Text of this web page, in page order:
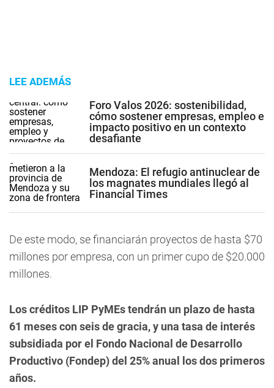
LEE ADEMÁS
Foro Valos 2026: sostenibilidad,
cómo sostener empresas, empleo e
impacto positivo en un contexto
desafiante
Mendoza: El refugio antinuclear de
los magnates mundiales llegó al
Financial Times
De este modo, se financiarán proyectos de hasta $70
millones por empresa, con un primer cupo de $20.000
millones.
Los créditos LIP PyMEs tendrán un plazo de hasta
61 meses con seis de gracia, y una tasa de interés
subsidiada por el Fondo Nacional de Desarrollo
Productivo (Fondep) del 25% anual los dos primeros
años.